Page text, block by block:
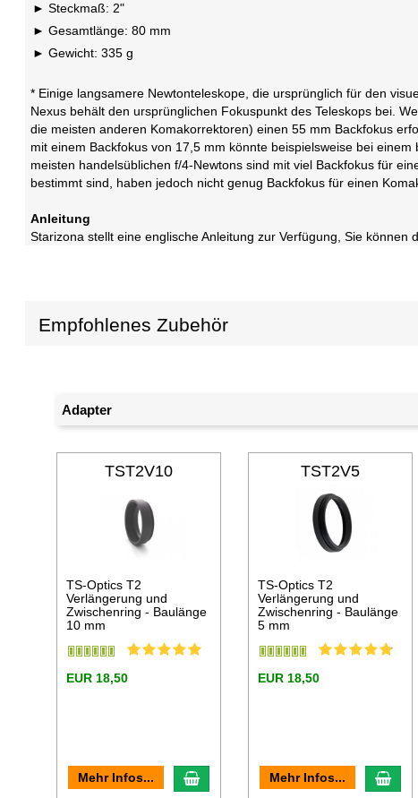
Steckmaß: 2"
Gesamtlänge: 80 mm
Gewicht: 335 g
* Einige langsamere Newtonteleskope, die ursprünglich für den
Nexus behält den ursprünglichen Fokuspunkt des Teleskops bei.
die meisten anderen Komakorrektoren) einen 55 mm Backfokus
mit einem Backfokus von 17,5 mm könnte beispielsweise bei
meisten handelsüblichen f/4-Newtons sind mit viel Backfokus für
bestimmt sind, haben jedoch nicht genug Backfokus für einen
Anleitung
Starizona stellt eine englische Anleitung zur Verfügung, Sie können
Empfohlenes Zubehör
Adapter
TST2V10
TS-Optics T2
Verlängerung und
Zwischenring - Baulänge
10 mm
EUR 18,50
Mehr Infos... In den Warenkorb
TST2V5
TS-Optics T2
Verlängerung und
Zwischenring - Baulänge
5 mm
EUR 18,50
Mehr Infos... In